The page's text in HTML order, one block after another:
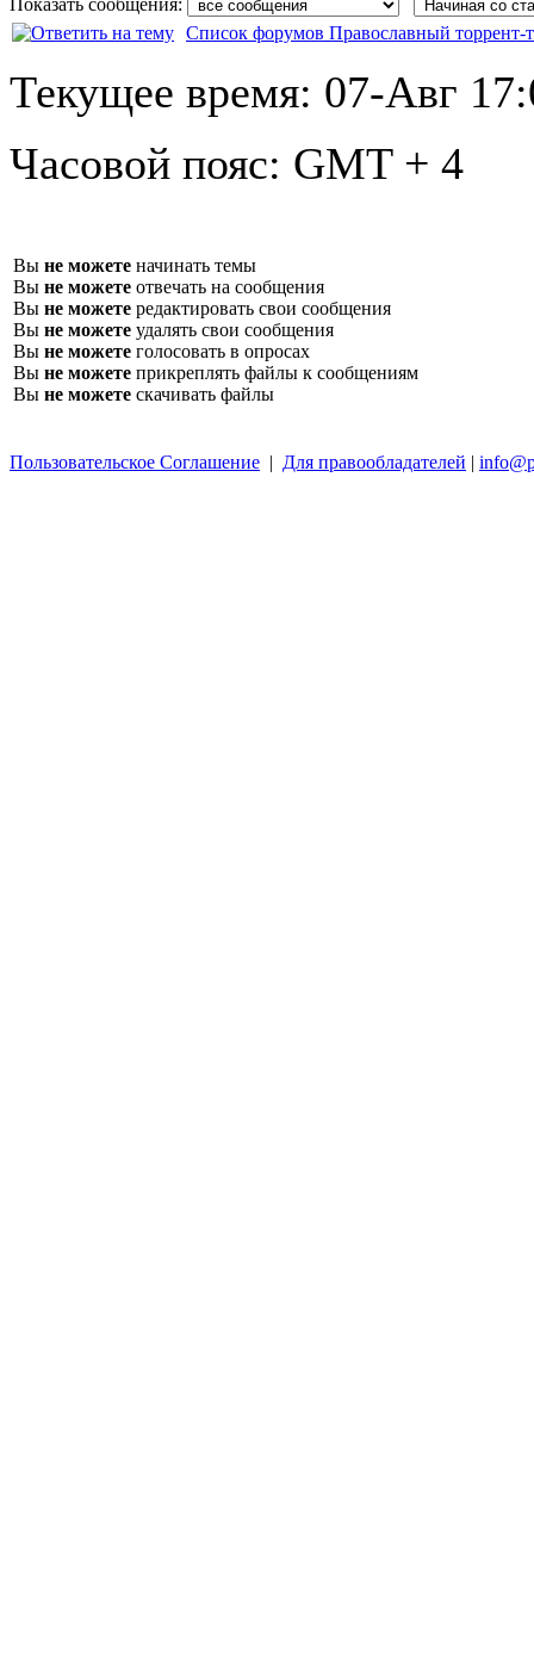
Список форумов Православный торрент-
Текущее время: 07-Авг
Часовой пояс: GMT + 4
Вы не можете начинать темы
Вы не можете отвечать на сообщения
Вы не можете редактировать свои сообщения
Вы не можете удалять свои сообщения
Вы не можете голосовать в опросах
Вы не можете прикреплять файлы к сообщениям
Вы не можете скачивать файлы
Пользовательское Соглашение | Для правообладателей |